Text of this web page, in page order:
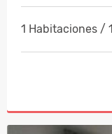
1 Habitaciones /